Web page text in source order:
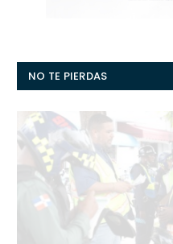
NO TE PIERDAS